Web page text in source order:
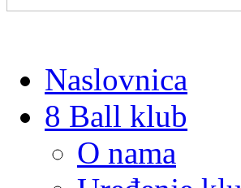
Naslovnica
8 Ball klub
O nama